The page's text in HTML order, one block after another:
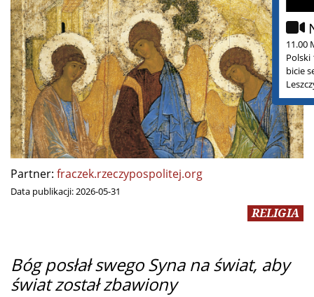
11.00
Polski
bicie
Partner: fraczek.rzeczypospolitej.org
Data publikacji:2026-05-31
RELIGIA
Bóg posłał swego Syna na świat, aby
świat został zbawiony